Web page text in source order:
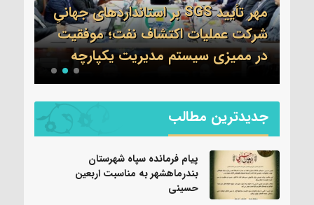
مهر تأیید SGS بر استانداردهای جهانیِ
شرکت عملیات اکتشاف نفت؛ موفقیت
در ممیزی سیستم مدیریت یکپارچه
جدیدترین مطالب
پیام فرمانده سپاه شهرستان
بندرماهشهر به مناسبت اربعین
حسینی